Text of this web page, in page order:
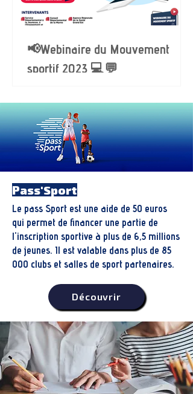
📢Webinaire du Mouvement
sportif 2023 💻💬
Pass'Sport
Le pass Sport est une aide de 50 euros
qui permet de financer une partie de
l'inscription sportive à plus de 6,5 millions
de jeunes. Il est valable dans plus de 85
000 clubs et salles de sport partenaires.
Découvrir